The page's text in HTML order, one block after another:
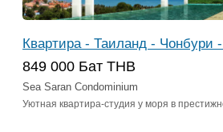
Квартира - Таиланд - Чонбури
849 000 Бат THB
Sea Saran Condominium
Уютная квартира-студия у моря в